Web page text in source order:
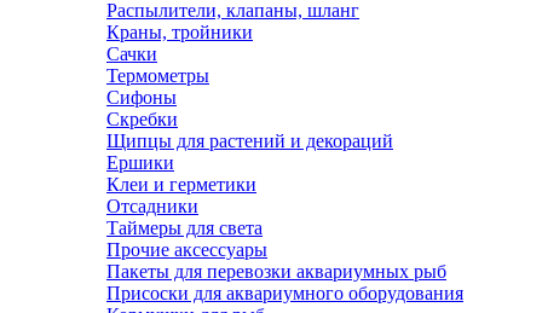
Распылители, клапаны, шланг
Краны, тройники
Сачки
Термометры
Сифоны
Скребки
Щипцы для растений и декораций
Ершики
Клеи и герметики
Отсадники
Таймеры для света
Прочие аксессуары
Пакеты для перевозки аквариумных рыб
Присоски для аквариумного оборудования